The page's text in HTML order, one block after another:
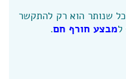
שנותר הוא רק להתקשר
למבצע חורף חם.